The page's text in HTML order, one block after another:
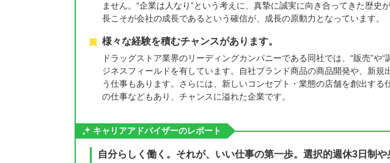
ません。“企業は人なり”という考えに、真摯に誠実に向き合ってきた歴史
長こそが会社の成長であるという確信が、成長の原動力となっています。
様々な経験を積むチャンスがあります。
ドラッグストア業界のリーディングカンパニーである同社では、“販売”や
ジネスフィールドを有しています。自社ブランド商品の商品開発や、新
う仕事もあります。さらには、新しいコンセプト・業態の店舗を創出する
の仕事などもあり、チャンスに溢れた企業です。
キャリアアドバイザーのレポート
自分らしく働く。それが、いい仕事の第一歩。選択的週休3日制